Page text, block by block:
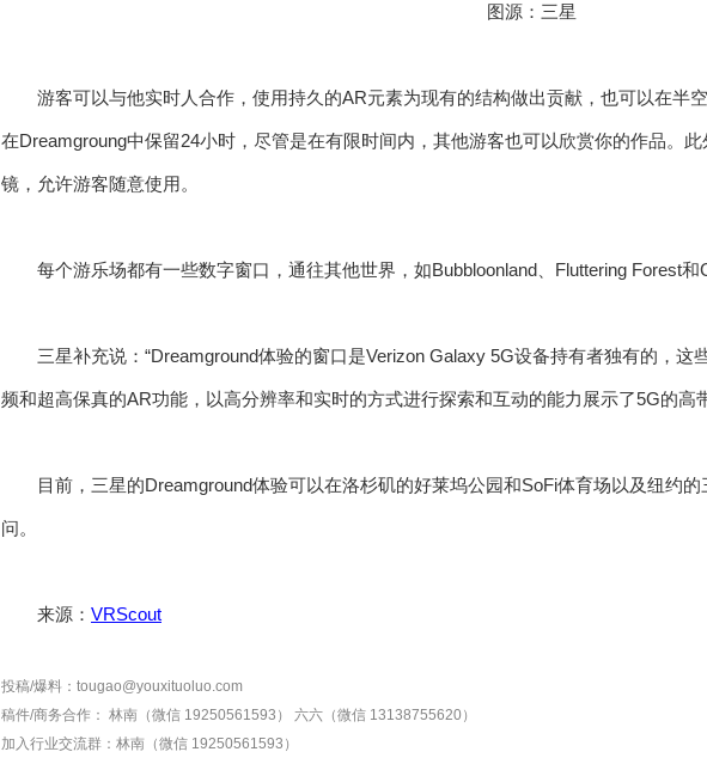
图源：三星
游客可以与他实时人合作，使用持久的AR元素为现有的结构做出贡献，也可以在半
在Dreamgroung中保留24小时，尽管是在有限时间内，其他游客也可以欣赏你的作品。
镜，允许游客随意使用。
每个游乐场都有一些数字窗口，通往其他世界，如Bubbloonland、Fluttering Forest和
三星补充说：“Dreamground体验的窗口是Verizon Galaxy 5G设备持有者独有的，这
频和超高保真的AR功能，以高分辨率和实时的方式进行探索和互动的能力展示了5G的高
目前，三星的Dreamground体验可以在洛杉矶的好莱坞公园和SoFi体育场以及纽约
问。
来源： VRScout
投稿/爆料：tougao@youxituoluo.com
稿件/商务合作： 林南（微信 19250561593）
六六（微信 13138755620）
加入行业交流群： 林南（微信 19250561593）